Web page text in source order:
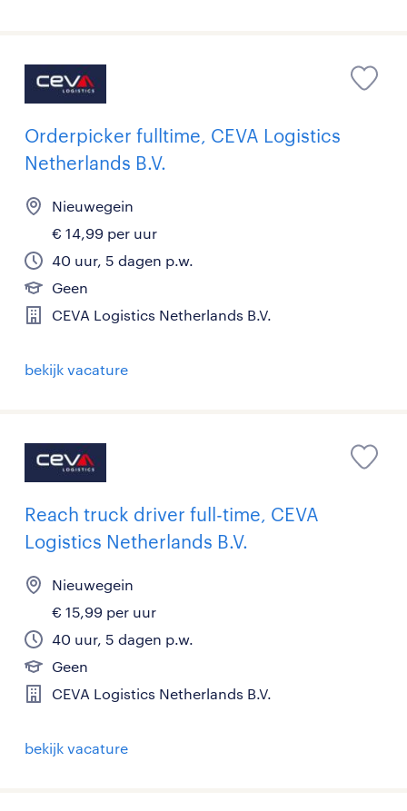
Orderpicker fulltime, CEVA Logistics
Netherlands B.V.
Nieuwegein
€ 14,99 per uur
40 uur, 5 dagen p.w.
Geen
CEVA Logistics Netherlands B.V.
bekijk vacature
Reach truck driver full-time, CEVA
Logistics Netherlands B.V.
Nieuwegein
€ 15,99 per uur
40 uur, 5 dagen p.w.
Geen
CEVA Logistics Netherlands B.V.
bekijk vacature